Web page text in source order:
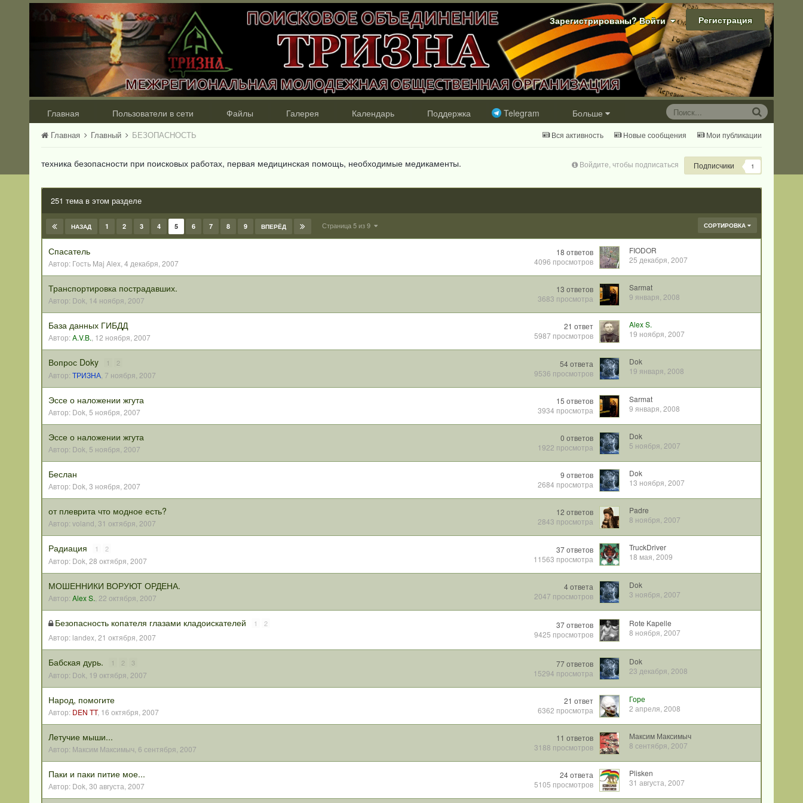
Зарегистрированы? Войти Регистрация
Главная Пользователи в сети Файлы Галерея Календарь Поддержка Telegram Больше
Вся активность Новые сообщения Мои публикации
Главная Главный БЕЗОПАСНОСТЬ
Войдите, чтобы подписаться Подписчики 1
техника безопасности при поисковых работах, первая медицинская помощь, необходимые медикаменты.
251 тема в этом разделе
СОРТИРОВКА
НАЗАД 1 2 3 4 5 6 7 8 9 ВПЕРЁД Страница 5 из 9
Спасатель
Автор: Гость Maj Alex,4 декабря, 2007
18 ответов
4096 просмотров
FIODOR
25 декабря, 2007
Транспортировка пострадавших.
Автор: Dok, 14 ноября, 2007
13 ответов
3683 просмотра
Sarmat
9 января, 2008
База данных ГИБДД
Автор:A.V.B., 12 ноября, 2007
21 ответ
5987 просмотров
Alex S.
19 ноября, 2007
Вопрос Doky 1 2
Автор: ТРИЗНА, 7 ноября, 2007
54 ответа
9536 просмотров
Dok
19 января, 2008
Эссе о наложении жгута
Автор: Dok,5 ноября, 2007
15 ответов
3934 просмотра
Sarmat
9 января, 2008
Эссе о наложении жгута
Автор: Dok, 5 ноября, 2007
0 ответов
1922 просмотра
Dok
5 ноября, 2007
Беслан
Автор: Dok,3 ноября, 2007
9 ответов
2684 просмотра
Dok
13 ноября, 2007
от плеврита что модное есть?
Автор: voland, 31 октября, 2007
12 ответов
2843 просмотра
Padre
8 ноября, 2007
Радиация 1 2
Автор: Dok,28 октября, 2007
37 ответов
11563 просмотра
TruckDriver
18 мая, 2009
МОШЕННИКИ ВОРУЮТ ОРДЕНА.
Автор: Alex S., 22 октября, 2007
4 ответа
2047 просмотров
Dok
3 ноября, 2007
Безопасность копателя глазами кладоискателей 1 2
Автор: landex,21 октября, 2007
37 ответов
9425 просмотров
Rote Kapelle
8 ноября, 2007
Бабская дурь. 1 2 3
Автор: Dok, 19 октября, 2007
77 ответов
15294 просмотра
Dok
23 декабря, 2008
Народ, помогите
Автор: DEN TT, 16 октября, 2007
21 ответ
6362 просмотра
Горе
2 апреля, 2008
Летучие мыши...
Автор: Максим Максимыч, 6 сентября, 2007
11 ответов
3188 просмотров
Максим Максимыч
8 сентября, 2007
Паки и паки питие мое...
Автор: Dok,30 августа, 2007
24 ответа
5105 просмотров
Plisken
31 августа, 2007